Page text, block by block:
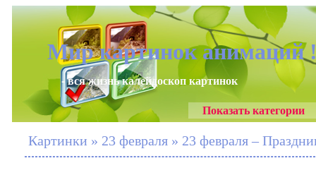
Мир картинок анимаций
- вся жизнь калейдоскоп картинок
Показать категории
Картинки » 23 февраля » 23 февраля –